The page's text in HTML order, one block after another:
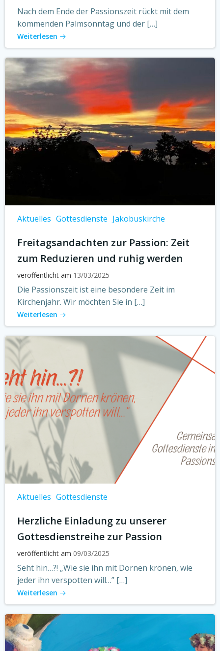
Nach dem Ende der Passionszeit rückt mit dem
kommenden Palmsonntag und der […]
Weiterlesen
Aktuelles Gottesdienste Jakobuskirche
Freitagsandachten zur Passion: Zeit
zum Reduzieren und ruhig werden
veröffentlicht am 13/03/2025
Die Passionszeit ist eine besondere Zeit im
Kirchenjahr. Wir möchten Sie in […]
Weiterlesen
Aktuelles Gottesdienste
Herzliche Einladung zu unserer
Gottesdienstreihe zur Passion
veröffentlicht am 09/03/2025
Seht hin…?! „Wie sie ihn mit Dornen krönen, wie
jeder ihn verspotten will…” […]
Weiterlesen